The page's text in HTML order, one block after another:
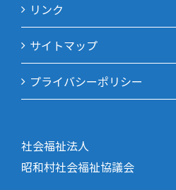
リンク
サイトマップ
プライバシーポリシー
社会福祉法人
昭和村社会福祉協議会